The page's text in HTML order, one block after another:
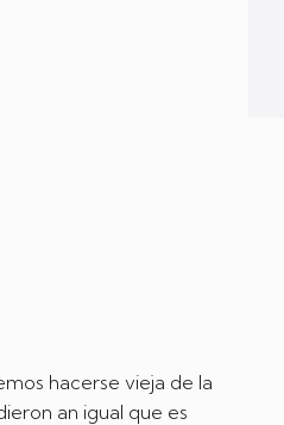
hacerse vieja de la
an igual que es